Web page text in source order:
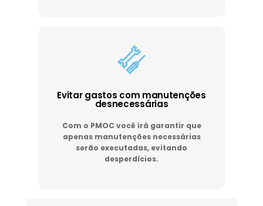
Evitar gastos com manutenções
desnecessárias
Com o PMOC você irá garantir que
apenas manutenções necessárias
serão executadas, evitando
desperdícios.